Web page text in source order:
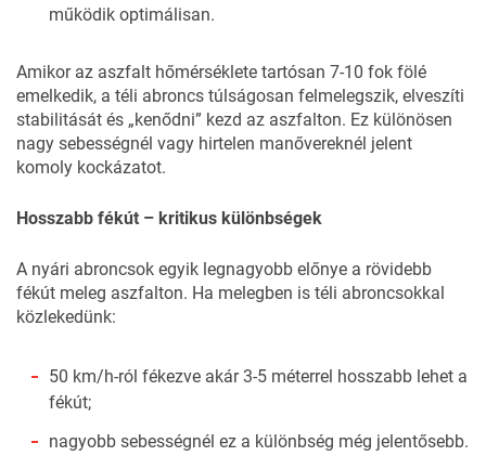
működik optimálisan.
Amikor az aszfalt hőmérséklete tartósan 7-10 fok fölé
emelkedik, a téli abroncs túlságosan felmelegszik, elveszíti
stabilitását és „kenődni” kezd az aszfalton. Ez különösen
nagy sebességnél vagy hirtelen manővereknél jelent
komoly kockázatot.
Hosszabb fékút – kritikus különbségek
A nyári abroncsok egyik legnagyobb előnye a rövidebb
fékút meleg aszfalton. Ha melegben is téli abroncsokkal
közlekedünk:
50 km/h-ról fékezve akár 3-5 méterrel hosszabb lehet a
fékút;
nagyobb sebességnél ez a különbség még jelentősebb.